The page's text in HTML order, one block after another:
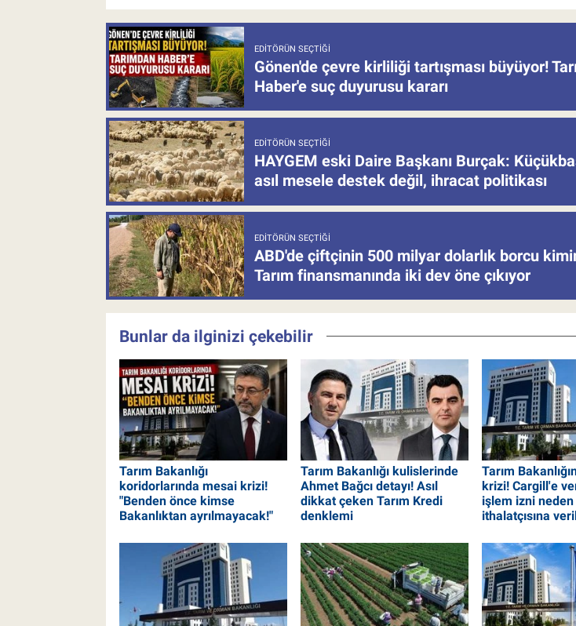
EDITÖRÜN SEÇTIĞI
Gönen'de çevre kirliliği tartışması büyüyor!
Haber'e suç duyurusu kararı
EDITÖRÜN SEÇTIĞI
HAYGEM eski Daire Başkanı Burçak:
asıl mesele destek değil, ihracat politikası
EDITÖRÜN SEÇTIĞI
ABD'de çiftçinin 500 milyar dolarlık borcu
Tarım finansmanında iki dev öne çıkıyor
Bunlar da ilginizi çekebilir
Tarım Bakanlığı
koridorlarında mesai krizi!
"Benden önce kimse
Bakanlıktan ayrılmayacak!"
Tarım Bakanlığı kulislerinde
Ahmet Bağcı detayı! Asıl
dikkat çeken Tarım Kredi
denklemi
Tarım
krizi! Cargill'e
işlem izni
ithalatçısına